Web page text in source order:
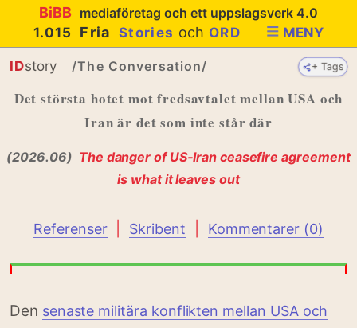
BiBB mediaföretag och ett uppslagsverk 4.0
1.015
FriaStories och ORD MENY
+ Tags
IDstory /The Conversation/
Det största hotet mot fredsavtalet mellan USA och
Iran är det som inte står där
(2026.06) The danger of US‑Iran ceasefire agreement
is what it leaves out
Referenser Skribent Kommentarer (0)
Den senaste militära konflikten mellan USA och
+ Tags